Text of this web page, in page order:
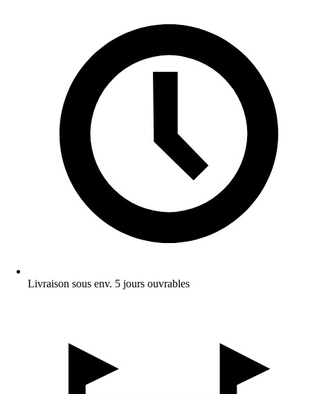
Livraison sous env. 5 jours ouvrables